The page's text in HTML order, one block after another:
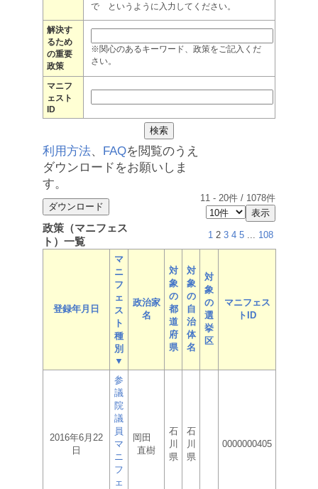
で というように入力してください。
解決す
るため
の重要
政策
※関心のあるキーワード、政策をご記入くだ
さい。
マニフ
ェスト
ID
利用方法、 FAQを閲覧のうえ
ダウンロードをお願いしま
す。
11 - 20件 / 1078件
政策（マニフェス
ト）一覧
1 2 3 4 5 ... 108
登録年月日
マ
ニ
フ
ェ
ス
ト
種
別
▼
政治家
名
対
象
の
都
道
府
県
対
象
の
自
治
体
名
対
象
の
選
挙
区
マニフェス
トID
2016年6月22
日
参
議
院
議
員
マ
ニ
フ
ェ
岡田
直樹
石
川
県
石
川
県
0000000405